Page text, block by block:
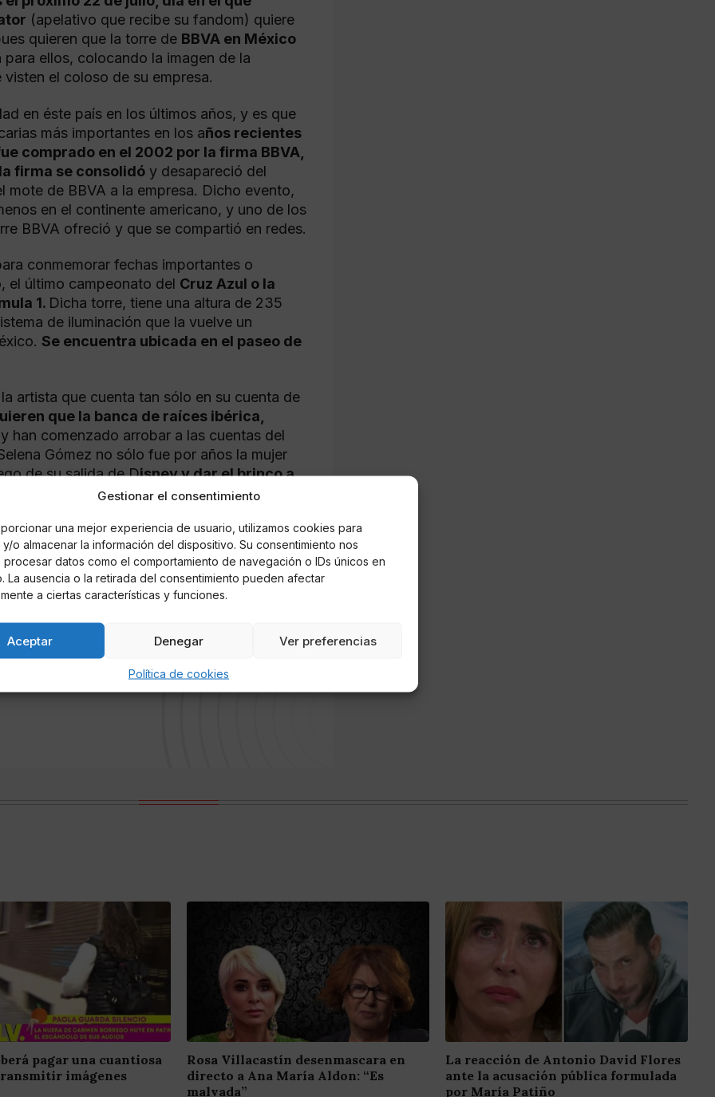
Gestionar el consentimiento
una mejor experiencia de usuario, utilizamos cookies para
o almacenar la información del dispositivo. Su consentimiento nos
procesar datos como el comportamiento de navegación o IDs únicos en
La ausencia o la retirada del consentimiento pueden afectar
a ciertas características y funciones.
Aceptar Denegar Ver preferencias
Política de cookies
(apelativo que recibe su fandom) quiere
quieren que la torre de BBVA en México
ellos, colocando la imagen de la
el coloso de su empresa.
en éste país en los últimos años, y es que
más importantes en los años recientes
comprado en el 2002 por la firma BBVA,
firma se consolidó y desapareció del
mote de BBVA a la empresa. Dicho evento,
en el continente americano, y uno de los
BBVA ofreció y que se compartió en redes.
conmemorar fechas importantes o
el último campeonato del Cruz Azul o la
1. Dicha torre, tiene una altura de 235
de iluminación que la vuelve un
Se encuentra ubicada en el paseo de
artista que cuenta tan sólo en su cuenta de
que la banca de raíces ibérica,
han comenzado arrobar a las cuentas del
Gómez no sólo fue por años la mujer
de su salida de Disney y dar el brinco a
pop mundial.
llegue a buen puesto, pues Selena no
en suelo azteca, sino que además, su
propiamente dicho,y esto hace suponer
a la petición y le de un bonito gesto de
sus fans cruzan los dedos.
pagar una cuantiosa
imágenes
Rosa Villacastín desenmascara en
directo a Ana María Aldon: “Es
malvada”
La reacción de Antonio David Flores
ante la acusación pública formulada
por María Patiño